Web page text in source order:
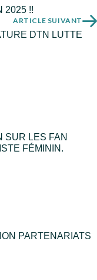
2025 !!
ARTICLE SUIVANT
DTN LUTTE
SUR LES FAN
FÉMININ.
PARTENARIATS